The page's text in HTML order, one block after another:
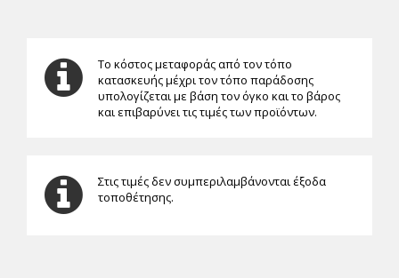
Το κόστος μεταφοράς από τον τόπο
κατασκευής μέχρι τον τόπο παράδοσης
υπολογίζεται με βάση τον όγκο και το βάρος
και επιβαρύνει τις τιμές των προϊόντων.
Στις τιμές δεν συμπεριλαμβάνονται έξοδα
τοποθέτησης.